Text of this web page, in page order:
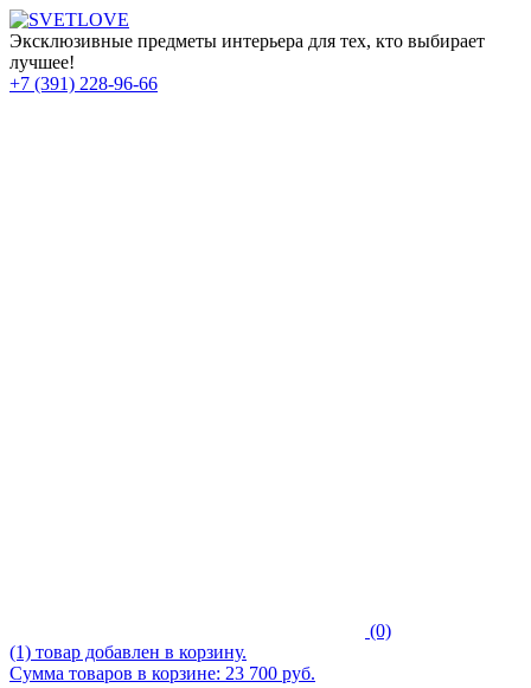
Эксклюзивные предметы интерьера для тех, кто выбирает
лучшее!
+7 (391) 228-96-66
(0)
(1) товар добавлен в корзину.
Сумма товаров в корзине: 23 700 руб.